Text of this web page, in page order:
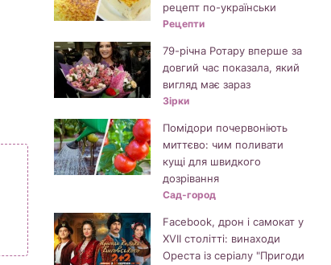
рецепт по-українськи
Рецепти
79-річна Ротару вперше за
довгий час показала, який
вигляд має зараз
Зірки
Помідори почервоніють
миттєво: чим поливати
кущі для швидкого
дозрівання
Сад-город
Facebook, дрон і самокат у
XVII столітті: винаходи
Ореста із серіалу "Пригоди